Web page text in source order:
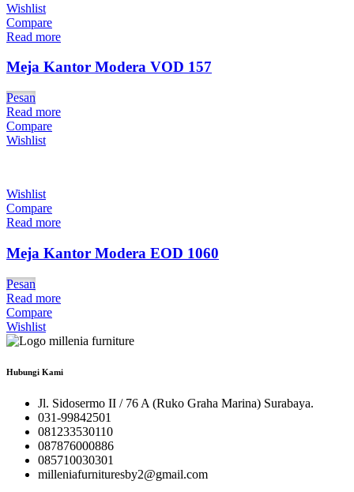
Wishlist
Compare
Read more
Meja Kantor Modera VOD 157
Pesan
Read more
Compare
Wishlist
Wishlist
Compare
Read more
Meja Kantor Modera EOD 1060
Pesan
Read more
Compare
Wishlist
Hubungi Kami
Jl. Sidosermo II / 76 A (Ruko Graha Marina) Surabaya.
031-99842501
081233530110
087876000886
085710030301
milleniafurnituresby2@gmail.com